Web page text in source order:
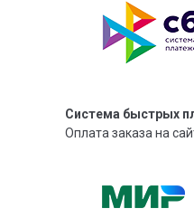
Система быстрых
Оплата заказа на